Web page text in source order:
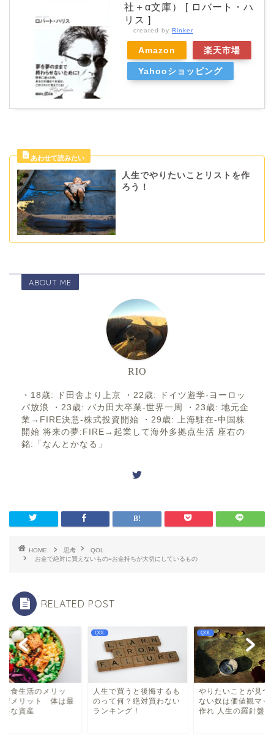
社＋α文庫） [ ロバート・ハ
リス ]
created by Rinker
Amazon 楽天市場
Yahooショッピング
人生でやりたいことリストを作
ろう！
ABOUT ME
RIO
・18歳: ド田舎より上京 ・22歳: ドイツ遊学-ヨーロッ
パ放浪 ・23歳: バカ田大卒業-世界一周 ・23歳: 地元企
業→FIRE決意-株式投資開始 ・29歳: 上海駐在-中国株
開始 将来の夢:FIRE→起業して海外多拠点生活 座右の
銘:「なんとかなる」
HOME 思考
QOL
お金で絶対に買えないもの=お金持ちが大切にしているもの
RELATED POST
で買うと後悔するも
て何？絶対買わない
キング！
QOL
やりたいことが見つから
ない奴は価値観マップを
作れ 人生の羅針盤
QOL
一日一食生活のメリ
ト・デメリット 体
も重要な資産